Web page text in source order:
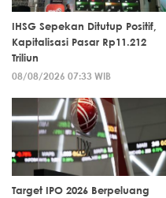
IHSG Sepekan Ditutup Positif,
Kapitalisasi Pasar Rp11.212
Triliun
08/08/2026 07:33 WIB
Target IPO 2026 Berpeluang